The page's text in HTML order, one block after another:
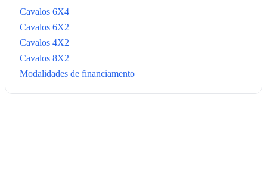
Cavalos 6X4
Cavalos 6X2
Cavalos 4X2
Cavalos 8X2
Modalidades de financiamento